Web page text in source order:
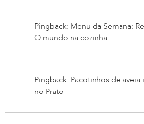
Pingback: Menu da Semana:
O mundo na cozinha
Pingback: Pacotinhos de aveia
no Prato